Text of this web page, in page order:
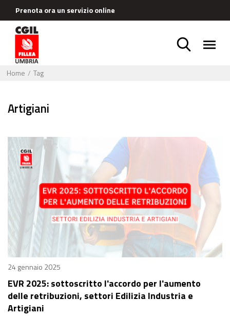
Prenota ora un servizio online
Home Tag
artigiani
24 gennaio 2025
EVR 2025: sottoscritto l'accordo per l'aumento
delle retribuzioni, settori Edilizia Industria e
Artigiani